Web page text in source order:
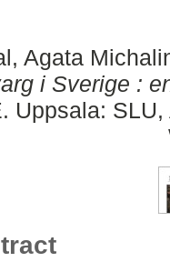
Agata
i Sverige :
Uppsala: